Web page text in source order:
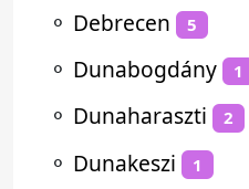
⚬ Debrecen 5
⚬ Dunabogdány 1
⚬ Dunaharaszti 2
⚬ Dunakeszi 1